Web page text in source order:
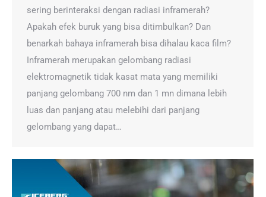
sering berinteraksi dengan radiasi inframerah?
Apakah efek buruk yang bisa ditimbulkan? Dan
benarkah bahaya inframerah bisa dihalau kaca film?
Inframerah merupakan gelombang radiasi
elektromagnetik tidak kasat mata yang memiliki
panjang gelombang 700 nm dan 1 mn dimana lebih
luas dan panjang atau melebihi dari panjang
gelombang yang dapat…